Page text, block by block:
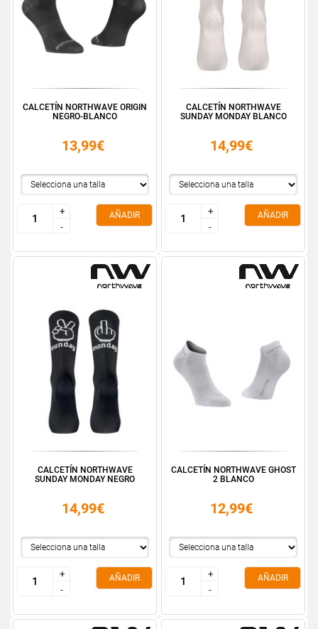
CALCETÍN NORTHWAVE ORIGIN
NEGRO-BLANCO
13,99€
+
-
+
-
AÑADIR
CALCETÍN NORTHWAVE
SUNDAY MONDAY BLANCO
14,99€
+
-
+
-
AÑADIR
CALCETÍN NORTHWAVE
SUNDAY MONDAY NEGRO
14,99€
+
-
+
-
AÑADIR
CALCETÍN NORTHWAVE GHOST
2 BLANCO
12,99€
+
-
+
-
AÑADIR